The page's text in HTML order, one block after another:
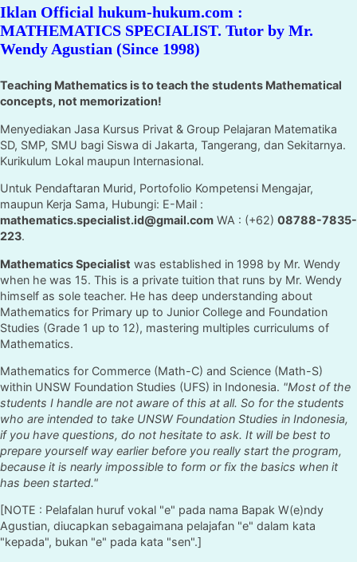
Iklan Official hukum-hukum.com :
MATHEMATICS SPECIALIST. Tutor by Mr.
Wendy Agustian (Since 1998)
Teaching Mathematics is to teach the students Mathematical
concepts, not memorization!
Menyediakan Jasa Kursus Privat & Group Pelajaran Matematika
SD, SMP, SMU bagi Siswa di Jakarta, Tangerang, dan Sekitarnya.
Kurikulum Lokal maupun Internasional.
Untuk Pendaftaran Murid, Portofolio Kompetensi Mengajar,
maupun Kerja Sama, Hubungi: E-Mail :
mathematics.specialist.id@gmail.com WA : (+62) 08788-7835-
223.
Mathematics Specialist was established in 1998 by Mr. Wendy
when he was 15. This is a private tuition that runs by Mr. Wendy
himself as sole teacher. He has deep understanding about
Mathematics for Primary up to Junior College and Foundation
Studies (Grade 1 up to 12), mastering multiples curriculums of
Mathematics.
Mathematics for Commerce (Math-C) and Science (Math-S)
within UNSW Foundation Studies (UFS) in Indonesia. "Most of the
students I handle are not aware of this at all. So for the students
who are intended to take UNSW Foundation Studies in Indonesia,
if you have questions, do not hesitate to ask. It will be best to
prepare yourself way earlier before you really start the program,
because it is nearly impossible to form or fix the basics when it
has been started."
[NOTE : Pelafalan huruf vokal "e" pada nama Bapak W(e)ndy
Agustian, diucapkan sebagaimana pelajafan "e" dalam kata
"kepada", bukan "e" pada kata "sen".]